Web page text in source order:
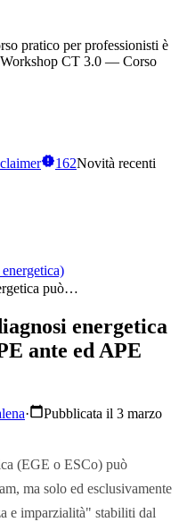
pratico per professionisti è
Workshop CT 3.0 — Corso
162Novità recenti
può…
energetica
ante ed APE
·
Pubblicata il 3 marzo
(EGE o ESCo) può
ma solo ed esclusivamente
e imparzialità" stabiliti dal